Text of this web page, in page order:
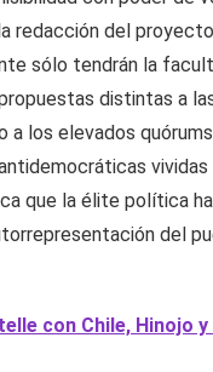
redacción del
sólo tendrán la
distintas a
a los elevados
que la élite política
del
con Chile, Hinojo